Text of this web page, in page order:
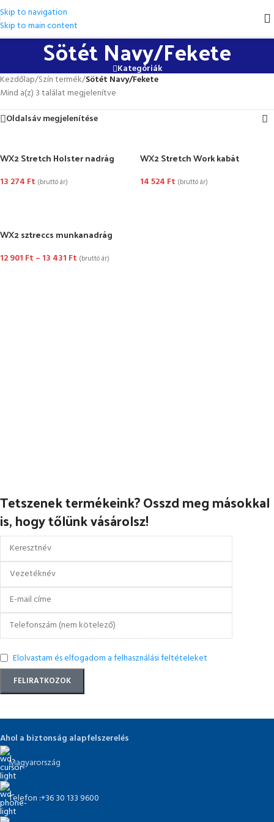
Skip to navigation
Skip to main content
Sötét Navy/Fekete
Kategóriák
Kezdőlap/Szín termék/Sötét Navy/Fekete
Mind a(z) 3 találat megjelenítve
Oldalsáv megjelenítése
WX2 Stretch Holster nadrág
13 274 Ft (bruttó ár)
WX2 Stretch Work kabát
14 524 Ft (bruttó ár)
WX2 sztreccs munkanadrág
12 901 Ft – 13 431 Ft (bruttó ár)
Tetszenek termékeink? Osszd meg másokkal
is, hogy tőlünk vásárolsz!
Elolvastam és elfogadom a felhasználási feltételeket
Ahol a biztonság alapfelszerelés
Magyarország
Telefon :+36 30 133 9600